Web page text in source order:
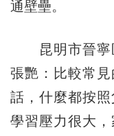
通壁壘。
昆明市晉寧
張艷：比較常
話，什麼都按照
學習壓力很大